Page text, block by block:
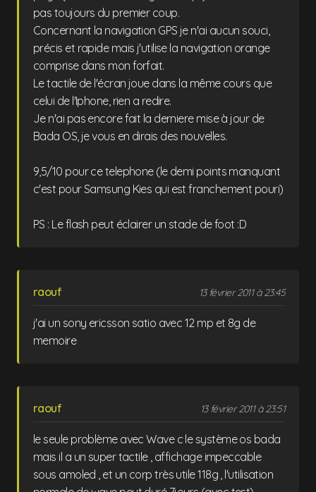
pas toujours du premier coup.
Concernant la navigation GPS je n'ai aucun souci,
précis et rapide mais j'utilise la navigation orange
comprise dans mon forfait.
Le tactile de l'écran joue dans la même cours que
celui de l'Iphone, rien a redire.
Je n'ai pas encore fait la derniere mise à jour de
Bada OS, je vous en dirais des nouvelles.
9,5/10 pour ce telephone (le demi points manquant
c'est pour Samsung Kies qui est franchement pouri)
PS : Le flash peut éclairer un stade de foot :D
raouf 13 février 2011 à 23:45
j'ai un sony ericsson satio avec 12 mp et 8g de
memoire
raouf 13 février 2011 à 23:51
le seule problème avec Wave c le système os bada
mais il a un super tactile , affichage impeccable
sous amoled , et un corp très utile 118g , l'utilisation